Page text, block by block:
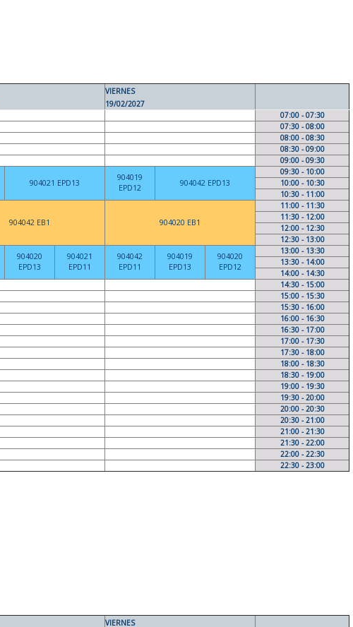
VIERNES
19/02/2027
07:00 - 07:30
07:30 - 08:00
08:00 - 08:30
08:30 - 09:00
09:00 - 09:30
904021 EPD13
904019
EPD12
904042 EPD13
09:30 - 10:00
10:00 - 10:30
10:30 - 11:00
904042 EB1 904020 EB1
11:00 - 11:30
11:30 - 12:00
12:00 - 12:30
12:30 - 13:00
904020
EPD13
904021
EPD11
904042
EPD11
904019
EPD13
904020
EPD12
13:00 - 13:30
13:30 - 14:00
14:00 - 14:30
14:30 - 15:00
15:00 - 15:30
15:30 - 16:00
16:00 - 16:30
16:30 - 17:00
17:00 - 17:30
17:30 - 18:00
18:00 - 18:30
18:30 - 19:00
19:00 - 19:30
19:30 - 20:00
20:00 - 20:30
20:30 - 21:00
21:00 - 21:30
21:30 - 22:00
22:00 - 22:30
22:30 - 23:00
VIERNES